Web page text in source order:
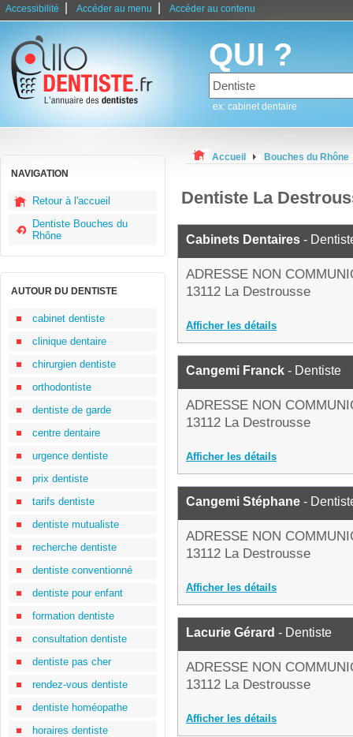
Accessibilité Accéder au menu Accéder au contenu
QUI ?
ex: cabinet dentaire
NAVIGATION
Retour à l'accueil
Dentiste Bouches du
Rhône
AUTOUR DU DENTISTE
cabinet dentiste
clinique dentaire
chirurgien dentiste
orthodontiste
dentiste de garde
centre dentaire
urgence dentiste
prix dentiste
tarifs dentiste
dentiste mutualiste
recherche dentiste
dentiste conventionné
dentiste pour enfant
formation dentiste
consultation dentiste
dentiste pas cher
rendez-vous dentiste
dentiste homéopathe
horaires dentiste
Accueil Bouches du Rhône
Dentiste La
Cabinets Dentaires -
ADRESSE NON
13112 La Destrousse
Afficher les détails
Cangemi Franck - Dentiste
ADRESSE NON
13112 La Destrousse
Afficher les détails
Cangemi Stéphane -
ADRESSE NON
13112 La Destrousse
Afficher les détails
Lacurie Gérard - Dentiste
ADRESSE NON
13112 La Destrousse
Afficher les détails